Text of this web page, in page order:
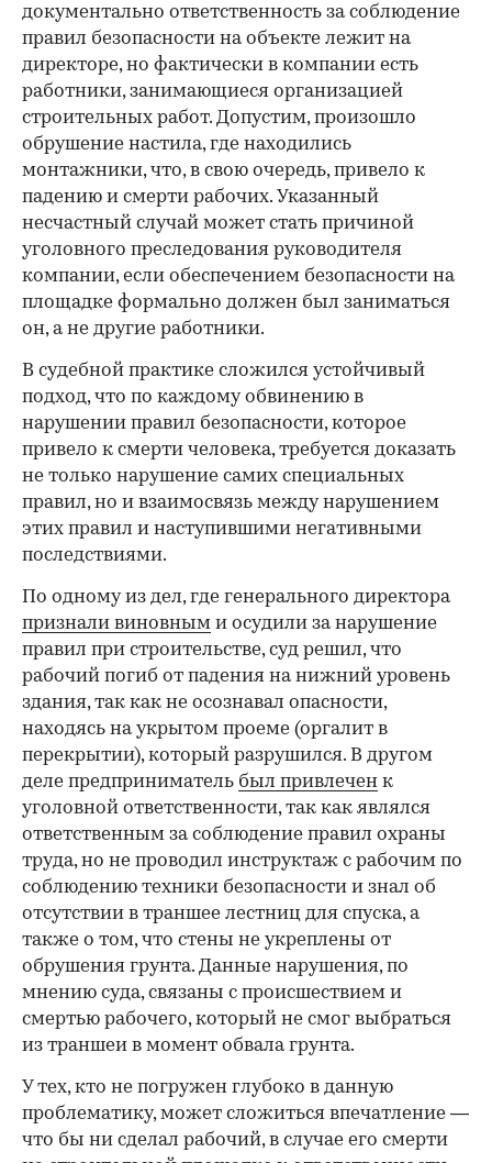
документально ответственность за соблюдение
правил безопасности на объекте лежит на
директоре, но фактически в компании есть
работники, занимающиеся организацией
строительных работ. Допустим, произошло
обрушение настила, где находились
монтажники, что, в свою очередь, привело к
падению и смерти рабочих. Указанный
несчастный случай может стать причиной
уголовного преследования руководителя
компании, если обеспечением безопасности на
площадке формально должен был заниматься
он, а не другие работники.
В судебной практике сложился устойчивый
подход, что по каждому обвинению в
нарушении правил безопасности, которое
привело к смерти человека, требуется доказать
не только нарушение самих специальных
правил, но и взаимосвязь между нарушением
этих правил и наступившими негативными
последствиями.
По одному из дел, где генерального директора
признали виновным и осудили за нарушение
правил при строительстве, суд решил, что
рабочий погиб от падения на нижний уровень
здания, так как не осознавал опасности,
находясь на укрытом проеме (оргалит в
перекрытии), который разрушился. В другом
деле предприниматель был привлечен к
уголовной ответственности, так как являлся
ответственным за соблюдение правил охраны
труда, но не проводил инструктаж с рабочим по
соблюдению техники безопасности и знал об
отсутствии в траншее лестниц для спуска, а
также о том, что стены не укреплены от
обрушения грунта. Данные нарушения, по
мнению суда, связаны с происшествием и
смертью рабочего, который не смог выбраться
из траншеи в момент обвала грунта.
У тех, кто не погружен глубоко в данную
проблематику, может сложиться впечатление —
что бы ни сделал рабочий, в случае его смерти